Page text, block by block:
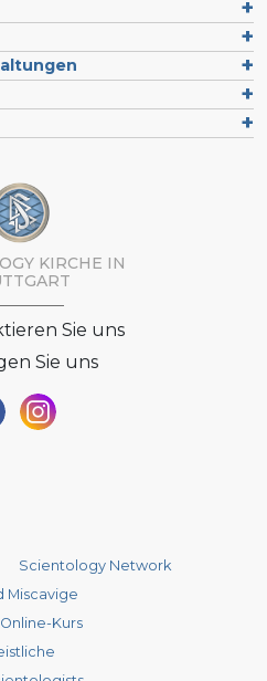
KIRCHE IN
Sie uns
Sie uns
Scientology Network
Miscavige
Kurs